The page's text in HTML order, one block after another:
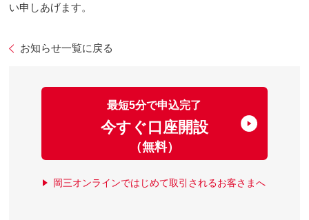
い申しあげます。
お知らせ一覧に戻る
最短5分で申込完了
今すぐ口座開設
（無料）
岡三オンラインではじめて取引されるお客さまへ